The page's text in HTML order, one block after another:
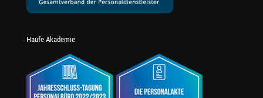
Haufe Akademie